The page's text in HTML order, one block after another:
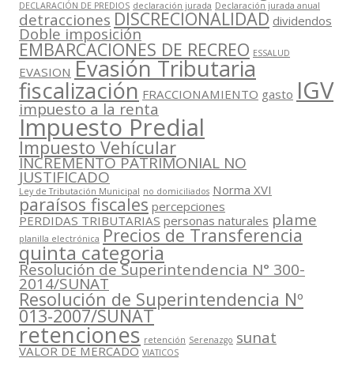
DECLARACIÓN DE PREDIOS declaración jurada Declaración jurada anual
detracciones DISCRECIONALIDAD dividendos
Doble imposición
EMBARCACIONES DE RECREO ESSALUD
EVASION Evasión Tributaria
fiscalización FRACCIONAMIENTO gasto IGV
impuesto a la renta
Impuesto Predial
Impuesto Vehícular
INCREMENTO PATRIMONIAL NO
JUSTIFICADO
Ley de Tributación Municipal no domiciliados Norma XVI
paraísos fiscales percepciones
PERDIDAS TRIBUTARIAS personas naturales plame
planilla electrónica Precios de Transferencia
quinta categoria
Resolución de Superintendencia N° 300-
2014/SUNAT
Resolución de Superintendencia Nº
013-2007/SUNAT
retenciones retención Serenazgo sunat
VALOR DE MERCADO VIATICOS